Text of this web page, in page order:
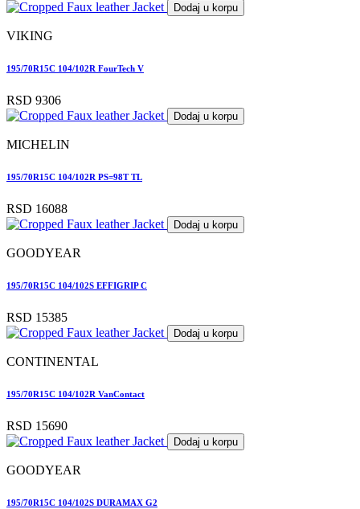
Dodaj u korpu
VIKING
195/70R15C 104/102R FourTech V
RSD 9306
Dodaj u korpu
MICHELIN
195/70R15C 104/102R PS=98T TL
RSD 16088
Dodaj u korpu
GOODYEAR
195/70R15C 104/102S EFFIGRIP C
RSD 15385
Dodaj u korpu
CONTINENTAL
195/70R15C 104/102R VanContact
RSD 15690
Dodaj u korpu
GOODYEAR
195/70R15C 104/102S DURAMAX G2